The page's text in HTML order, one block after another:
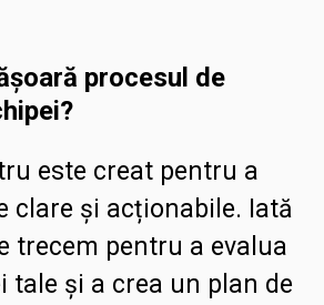
procesul de
este creat pentru a
clare și acționabile. Iată
trecem pentru a evalua
tale și a crea un plan de